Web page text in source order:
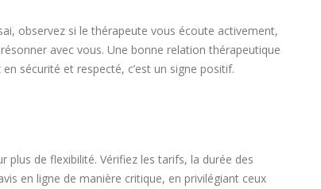
observez si le thérapeute vous écoute activement,
avec vous. Une bonne relation thérapeutique
sécurité et respecté, c’est un signe positif.
plus de flexibilité. Vérifiez les tarifs, la durée des
en ligne de manière critique, en privilégiant ceux